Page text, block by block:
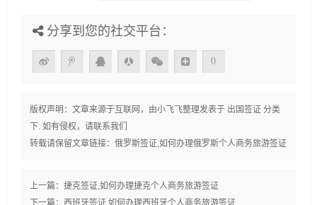
分享到您的社交平台：
0
版权声明：文章来源于互联网，由小飞飞整理发表于 出国签证 分类
下. 如有侵权，请联系我们
转载请保留文章链接： 俄罗斯签证,如何办理俄罗斯个人商务旅游签证
上一篇： 捷克签证,如何办理捷克个人商务旅游签证
下一篇： 西班牙签证,如何办理西班牙个人商务旅游签证